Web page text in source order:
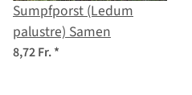
Sumpfporst (Ledum
palustre) Samen
8,72 Fr.*